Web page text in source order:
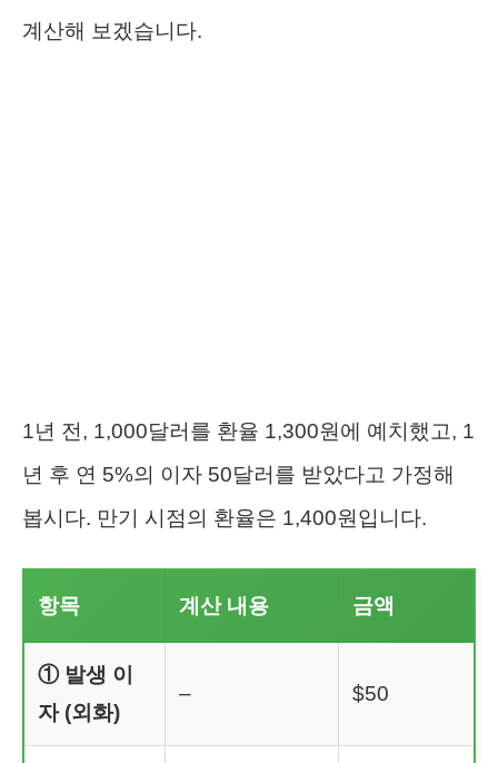
계산해 보겠습니다.
1년 전, 1,000달러를 환율 1,300원에 예치했고, 1
년 후 연 5%의 이자 50달러를 받았다고 가정해
봅시다. 만기 시점의 환율은 1,400원입니다.
항목 계산 내용 금액
① 발생 이
자 (외화)
– $50